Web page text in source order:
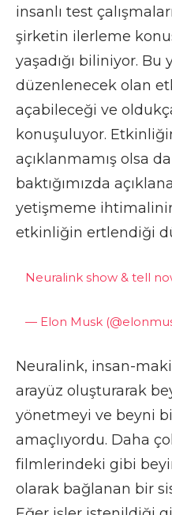
insanlı test
şirketin ilerleme
yaşadığı biliniyor.
düzenlenecek olan
açabileceği ve
konuşuluyor.
açıklanmamış olsa
baktığımızda
yetişmeme
etkinliğin ertlendiği
Neuralink show & tell
— Elon Musk
Neuralink, insan-
arayüz oluşturarak
yönetmeyi ve beyni
amaçlıyordu. Daha
filmlerindeki gibi
olarak bağlanan bir